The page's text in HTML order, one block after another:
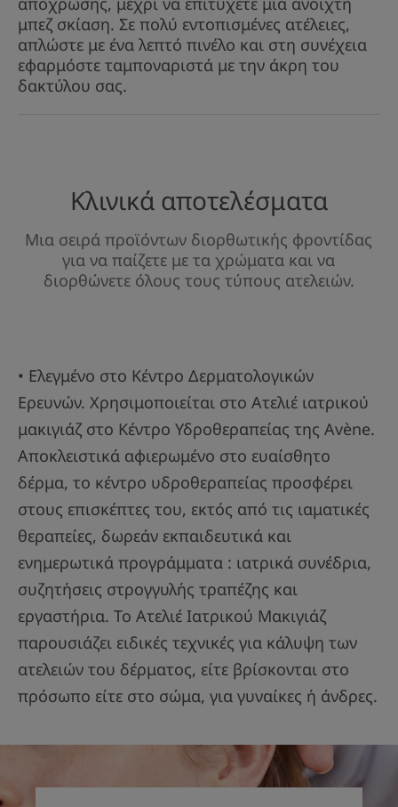
Εξαιρετικά ανθεκτική σύνθεση και υψηλή
ανοχή, σταθερή και ανθεκτική στο νερό και τον
ιδρώτα.
υψηλή συγκέντρωση διορθωτικών χρωστικών
• ΥΨΗΛΗ ΑΝΟΧΗ και ΕΞΑΙΡΕΤΙΚΑ ΑΝΘΕΚΤΙΚΗ
ΣΥΝΘΕΣΗ, σταθερή και ανθεκτική στο νερό και
ευαίσθητο δέρμα.
μπεζ σκίαση. Σε πολύ εντοπισμένες ατέλειες,
απλώστε με ένα λεπτό πινέλο και στη συνέχεια
εφαρμόστε ταμποναριστά με την άκρη του
δακτύλου σας.
Κλινικά αποτελέσματα
Μια σειρά προϊόντων διορθωτικής φροντίδας
για να παίζετε με τα χρώματα και να
διορθώνετε όλους τους τύπους ατελειών.
• Ελεγμένο στο Κέντρο Δερματολογικών
Ερευνών. Χρησιμοποιείται στο Ατελιέ ιατρικού
μακιγιάζ στο Κέντρο Υδροθεραπείας της Avène.
Αποκλειστικά αφιερωμένο στο ευαίσθητο
δέρμα, το κέντρο υδροθεραπείας προσφέρει
στους επισκέπτες του, εκτός από τις ιαματικές
θεραπείες, δωρεάν εκπαιδευτικά και
ενημερωτικά προγράμματα : ιατρικά συνέδρια,
συζητήσεις στρογγυλής τραπέζης και
εργαστήρια. Το Ατελιέ Ιατρικού Μακιγιάζ
παρουσιάζει ειδικές τεχνικές για κάλυψη των
ατελειών του δέρματος, είτε βρίσκονται στο
πρόσωπο είτε στο σώμα, για γυναίκες ή άνδρες.